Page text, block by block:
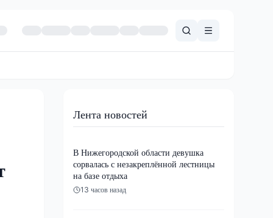
Лента новостей
В Нижегородской области девушка
сорвалась с незакреплённой лестницы
на базе отдыха
13 часов назад